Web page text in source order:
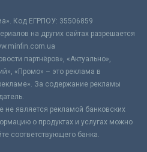
Код ЕГРПОУ: 35506859
на других сайтах разрешается
партнёров», «Актуально»,
«Промо» – это реклама в
За содержание рекламы
не является рекламой банковских
о продуктах и услугах можно
соответствующего банка.